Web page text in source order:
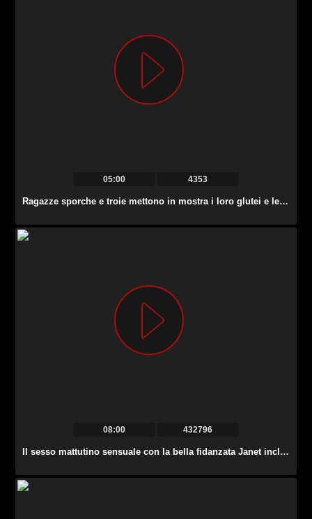
05:00 4353
Ragazze sporche e troie mettono in mostra i loro glutei e le tette naturali mentre ballano sullo yacht.
08:00 432796
Il sesso mattutino sensuale con la bella fidanzata Janet include un bel anale.